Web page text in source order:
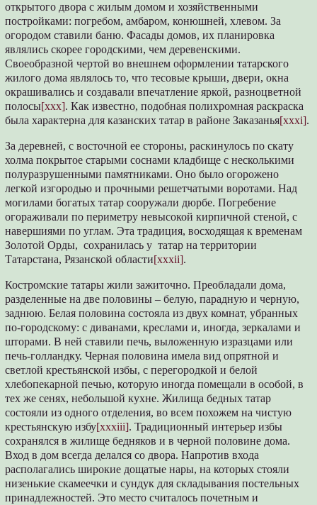
открытого двора с жилым домом и хозяйственными
постройками: погребом, амбаром, конюшней, хлевом. За
огородом ставили баню. Фасады домов, их планировка
являлись скорее городскими, чем деревенскими.
Своеобразной чертой во внешнем оформлении татарского
жилого дома являлось то, что тесовые крыши, двери, окна
окрашивались и создавали впечатление яркой, разноцветной
полосы[xxx]. Как известно, подобная полихромная раскраска
была характерна для казанских татар в районе Заказанья[xxxi].
За деревней, с восточной ее стороны, раскинулось по скату
холма покрытое старыми соснами кладбище с несколькими
полуразрушенными памятниками. Оно было огорожено
легкой изгородью и прочными решетчатыми воротами. Над
могилами богатых татар сооружали дюрбе. Погребение
огораживали по периметру невысокой кирпичной стеной, с
навершиями по углам. Эта традиция, восходящая к временам
Золотой Орды, сохранилась у татар на территории
Татарстана, Рязанской области[xxxii].
Костромские татары жили зажиточно. Преобладали дома,
разделенные на две половины – белую, парадную и черную,
заднюю. Белая половина состояла из двух комнат, убранных
по-городскому: с диванами, креслами и, иногда, зеркалами и
шторами. В ней ставили печь, выложенную изразцами или
печь-голландку. Черная половина имела вид опрятной и
светлой крестьянской избы, с перегородкой и белой
хлебопекарной печью, которую иногда помещали в особой, в
тех же сенях, небольшой кухне. Жилища бедных татар
состояли из одного отделения, во всем похожем на чистую
крестьянскую избу[xxxiii]. Традиционный интерьер избы
сохранялся в жилище бедняков и в черной половине дома.
Вход в дом всегда делался со двора. Напротив входа
располагались широкие дощатые нары, на которых стояли
низенькие скамеечки и сундук для складывания постельных
принадлежностей. Это место считалось почетным и